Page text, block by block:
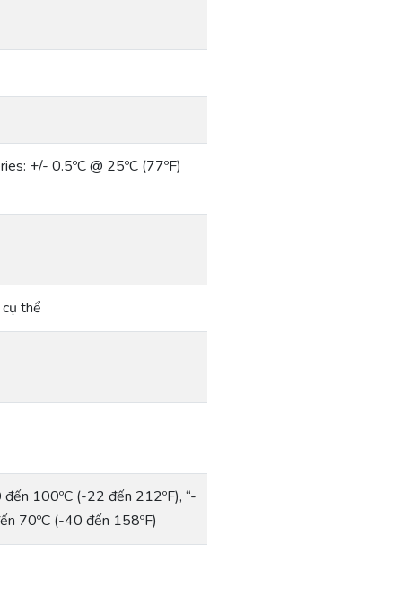
+/- 0.5ºC @ 25ºC (77ºF)
thể
100ºC (-22 đến 212ºF), “-
70ºC (-40 đến 158ºF)